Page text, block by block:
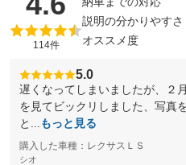
114件
説明の分かりやすさ
オススメ度
5.0
遅くなってしまいましたが、２
を見てビックリしました、写真
と...
もっと見る
購入した車種：レクサスＬＳ
シオ